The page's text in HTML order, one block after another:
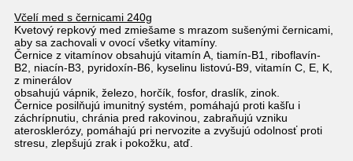
Včelí med s černicami 240g
Kvetový repkový med zmiešame s mrazom sušenými černicami,
aby sa zachovali v ovocí všetky vitamíny.
Černice z vitamínov obsahujú vitamín A, tiamín-B1, riboflavín-
B2, niacín-B3, pyridoxín-B6, kyselinu listovú-B9, vitamín C, E, K,
z minerálov
obsahujú vápnik, železo, horčík, fosfor, draslík, zinok.
Černice posilňujú imunitný systém, pomáhajú proti kašľu i
záchrípnutiu, chránia pred rakovinou, zabraňujú vzniku
aterosklerózy, pomáhajú pri nervozite a zvyšujú odolnosť proti
stresu, zlepšujú zrak i pokožku, atď.